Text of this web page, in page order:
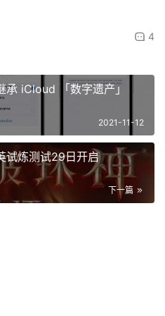
4
iCloud 「数字遗产」
2021-11-12
试炼测试29日开启
下一篇